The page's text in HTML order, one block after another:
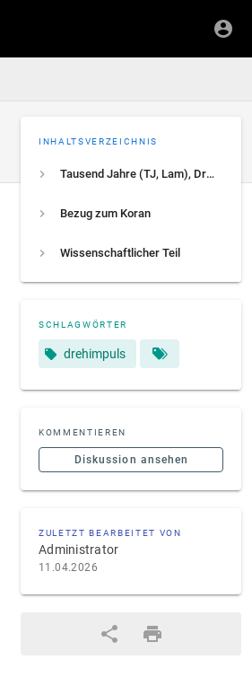
INHALTSVERZEICHNIS
Tausend Jahre (TJ, Lam), Drehimpuls (Lam-Einheiten)
Bezug zum Koran
Wissenschaftlicher Teil
SCHLAGWÖRTER
drehimpuls
KOMMENTIEREN
Diskussion ansehen
ZULETZT BEARBEITET VON
Administrator
11.04.2026